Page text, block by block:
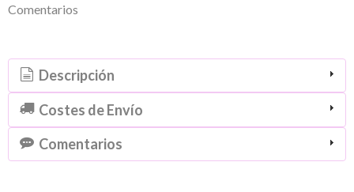
Comentarios
Descripción
Costes de Envío
Comentarios